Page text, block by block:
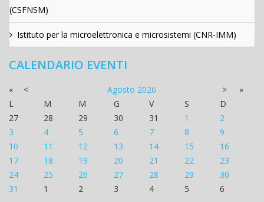
(CSFNSM)
Istituto per la microelettronica e microsistemi (CNR-IMM)
CALENDARIO EVENTI
« < Agosto 2026 >
»
L
M M G V S
D
27
28 29 30 31 1
2
3
4 5 6 7 8
9
10
11 12 13 14 15
16
17
18 19 20 21 22
23
24
25 26 27 28 29
30
31
1 2 3 4 5 6